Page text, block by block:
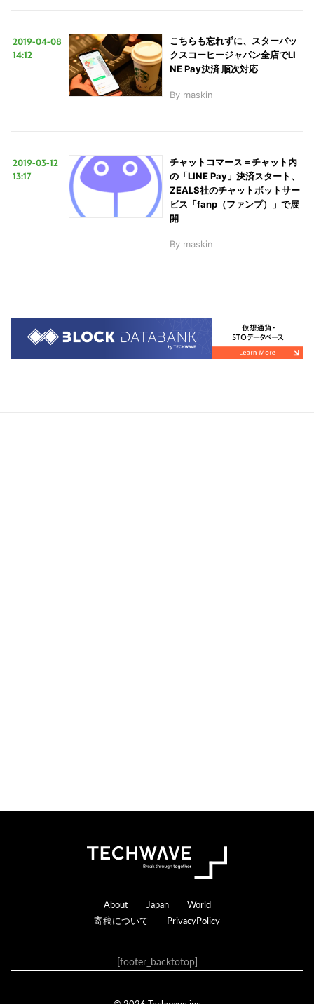
2019-04-08
14:12
こちらも忘れずに、スターバッ
クスコーヒージャパン全店でLI
NE Pay決済 順次対応
By maskin
2019-03-12
13:17
チャットコマース＝チャット内
の「LINE Pay」決済スタート、
ZEALS社のチャットボットサー
ビス「fanp（ファンプ）」で展
開
By maskin
Footer
About Japan
World
寄稿について
PrivacyPolicy
[footer_backtotop]